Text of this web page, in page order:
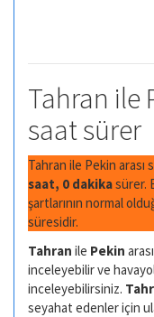
Tahran ile
saat sürer
Tahran ile Pekin arası
saat, 0 dakikasürer.
şartlarının normal
süresidir.
Tahran ile Pekin
inceleyebilir ve
inceleyebilirsiniz.
seyahat edenler için